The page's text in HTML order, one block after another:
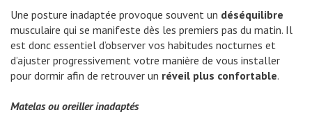
Une posture inadaptée provoque souvent un déséquilibre
musculaire qui se manifeste dès les premiers pas du matin. Il
est donc essentiel d’observer vos habitudes nocturnes et
d’ajuster progressivement votre manière de vous installer
pour dormir afin de retrouver un réveil plus confortable.
Matelas ou oreiller inadaptés